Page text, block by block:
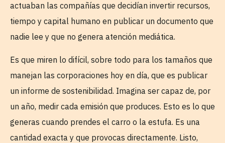
actuaban las compañías que decidían invertir recursos,
tiempo y capital humano en publicar un documento que
nadie lee y que no genera atención mediática.
Es que miren lo difícil, sobre todo para los tamaños que
manejan las corporaciones hoy en día, que es publicar
un informe de sostenibilidad. Imagina ser capaz de, por
un año, medir cada emisión que produces. Esto es lo que
generas cuando prendes el carro o la estufa. Es una
cantidad exacta y que provocas directamente. Listo,